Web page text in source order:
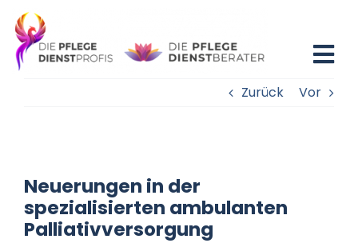
Zum
Inhalt
springen
Existenzgründung
Zurück Vor
Neuerungen in der
spezialisierten ambulanten
Palliativversorgung